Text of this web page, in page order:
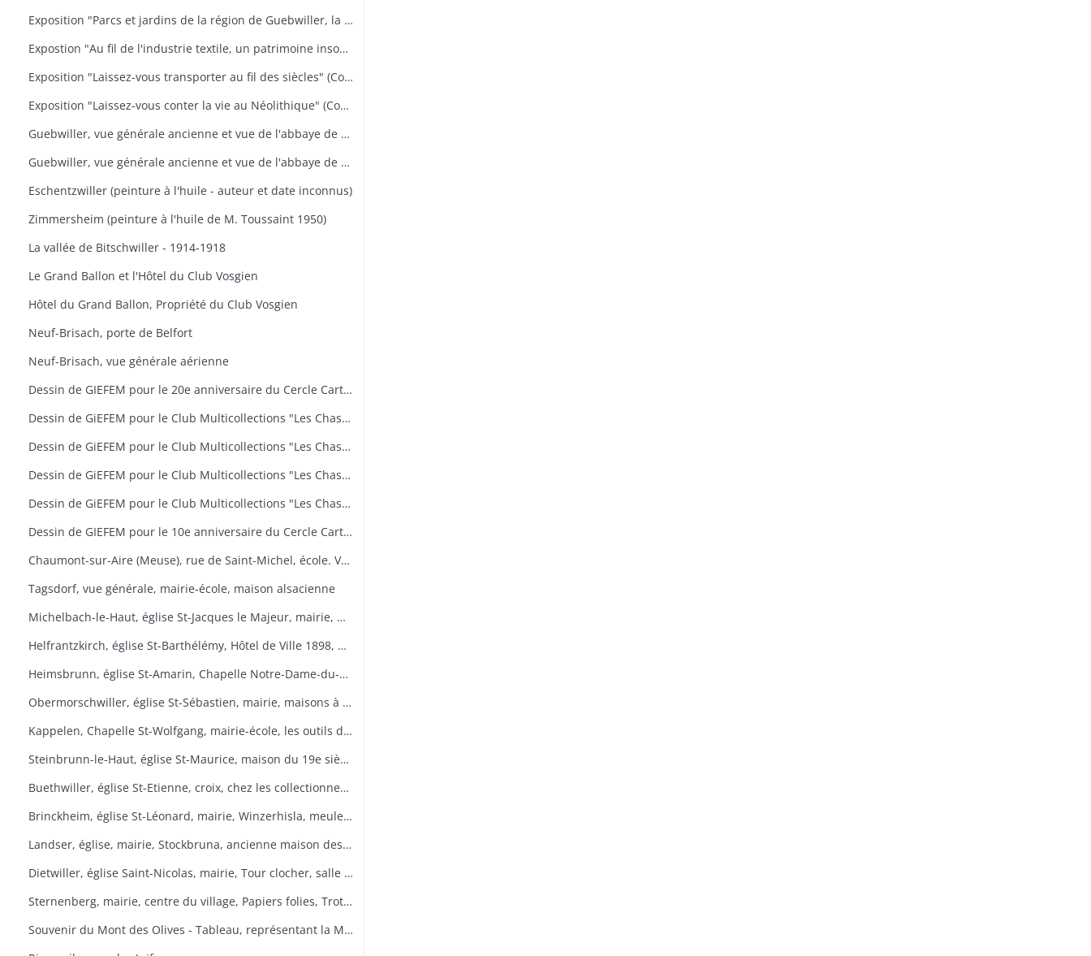
Exposition "Parcs et jardins de la région de Guebwiller, la culture d'un patrimoine florissant" (Communauté de Communes de la Région de Guebwiller, du 15 octobre 2010 au 31 janvier 2011)
Expostion "Au fil de l'industrie textile, un patrimoine insoupçonné" (Communauté de Communes de la Région de Guebwiller, du 11 septembre au 30 octobre 2009)
Exposition "Laissez-vous transporter au fil des siècles" (Communauté de Communes de la Région de Guebwiller, du 26 octobre 2012 au 19 janvier 2013)
Exposition "Laissez-vous conter la vie au Néolithique" (Communauté de Communes de la Région de Guebwiller, du 14 octobre 2011 au 26 janvier 2012)
Guebwiller, vue générale ancienne et vue de l'abbaye de Murbach.
Guebwiller, vue générale ancienne et vue de l'abbaye de Murbach.
Eschentzwiller (peinture à l'huile - auteur et date inconnus)
Zimmersheim (peinture à l'huile de M. Toussaint 1950)
La vallée de Bitschwiller - 1914-1918
Le Grand Ballon et l'Hôtel du Club Vosgien
Hôtel du Grand Ballon, Propriété du Club Vosgien
Neuf-Brisach, porte de Belfort
Neuf-Brisach, vue générale aérienne
Dessin de GIEFEM pour le 20e anniversaire du Cercle Cartophile de Thann et de la Vallée de la Thur. 25-26 novembre 2006. carte n° 17
Dessin de GiEFEM pour le Club Multicollections "Les Chasseurs d'Images", Mulhouse. Carte n° 19 : "50 ans de carnaval à Mulhouse
Dessin de GiEFEM pour le Club Multicollections "Les Chasseurs d'Images", Mulhouse. Carte n° 20 : "L'univers de Tintin
Dessin de GiEFEM pour le Club Multicollections "Les Chasseurs d'Images", Mulhouse. Carte n° 17 : "Nounours a Cent ans
Dessin de GiEFEM pour le Club Multicollections "Les Chasseurs d'Images". Mulhouse. Carte n° 15
Dessin de GIEFEM pour le 10e anniversaire du Cercle Cartophile de Thann et de la Vallée de la Thur. Novembre 1997
Chaumont-sur-Aire (Meuse), rue de Saint-Michel, école. Vue d'une carte postale pour l'exposition de cartes postales anciennes (11 octobre 2009)
Tagsdorf, vue générale, mairie-école, maison alsacienne
Michelbach-le-Haut, église St-Jacques le Majeur, mairie, maison 1832, fontaine, fête du pain
Helfrantzkirch, église St-Barthélémy, Hôtel de Ville 1898, maison alsacienne
Heimsbrunn, église St-Amarin, Chapelle Notre-Dame-du-Chêne, Maison Ste-Anne, mairie
Obermorschwiller, église St-Sébastien, mairie, maisons à colombages
Kappelen, Chapelle St-Wolfgang, mairie-école, les outils d'antan, chez le collectionneur de tracteurs
Steinbrunn-le-Haut, église St-Maurice, maison du 19e siècle, vue générale
Buethwiller, église St-Etienne, croix, chez les collectionneurs
Brinckheim, église St-Léonard, mairie, Winzerhisla, meule 1597, moulin
Landser, église, mairie, Stockbruna, ancienne maison des sœurs, Monastère St-Alphonse
Dietwiller, église Saint-Nicolas, mairie, Tour clocher, salle des fêtes
Sternenberg, mairie, centre du village, Papiers folies, Trotta Hisla
Souvenir du Mont des Olives - Tableau, représentant la Mort, à l'entrée du dortoir peint par Père M. Joseph (Baron de Géramb, général autrichien, mort en 1848 comme procurateur des Trappistes).